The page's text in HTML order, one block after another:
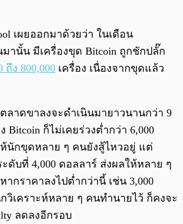
เผยออกมาด้วยว่า ในเดือน
านั้น มีเครื่องขุด Bitcoin ถูกชักปลั๊ก
ถึง 800,000 เครื่อง เนื่องจากขุดแล้ว
ลาดขาลงจะดำเนินมายาวนานกว่า 9
Bitcoin ก็ไม่เคยร่วงต่ำกว่า 6,000
ห้นักขุดหลาย ๆ คนยังสู้ไหวอยู่ แต่
ดับที่ 4,000 ดอลลาร์ ส่งผลให้หลาย ๆ
กราคาลงไปต่ำกว่านี้ เช่น 3,000
วิเคราะห์หลาย ๆ คนทำนายไว้ ก็คงจะ
ลดลงอีกรอบ